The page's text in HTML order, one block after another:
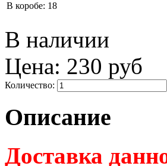
В коробе: 18
В наличии
Цена: 230 руб
Количество:
Описание
Доставка